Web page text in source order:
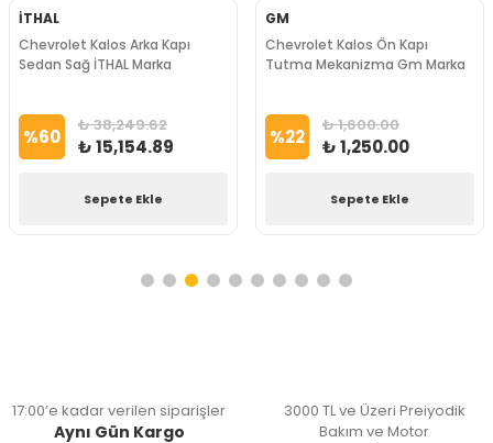
İTHAL
Chevrolet Kalos Arka Kapı
Sedan Sağ İTHAL Marka
%60 ₺ 38,249.62
₺ 15,154.89
Sepete Ekle
GM
Chevrolet Kalos Ön Kapı
Tutma Mekanizma Gm Marka
%22 ₺ 1,600.00
₺ 1,250.00
Sepete Ekle
17:00’e kadar verilen siparişler
Aynı Gün Kargo
3000 TL ve Üzeri Preiyodik
Bakım ve Motor